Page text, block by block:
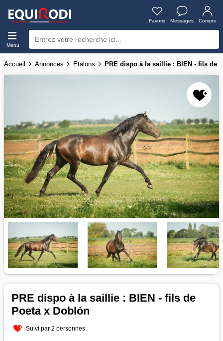
Favoris Messages Compte
Menu
Accueil Annonces Etalons PRE dispo à la saillie : BIEN - fils de
PRE dispo à la saillie : BIEN - fils de
Poeta x Doblón
Suivi par 2 personnes